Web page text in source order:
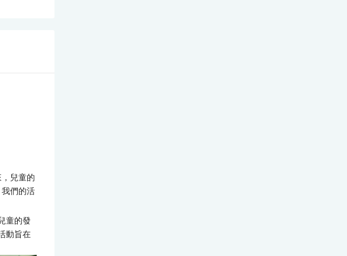
兒童的
們的活
童的發
動旨在